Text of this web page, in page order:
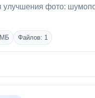
фото:
МБ Файлов: 1